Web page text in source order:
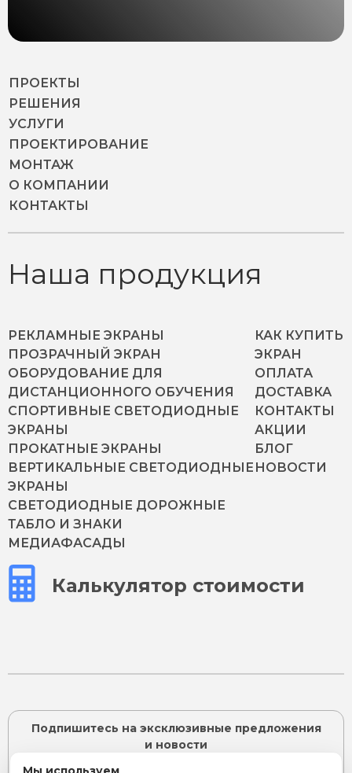
ПРОЕКТЫ
РЕШЕНИЯ
УСЛУГИ
ПРОЕКТИРОВАНИЕ
МОНТАЖ
О КОМПАНИИ
КОНТАКТЫ
Наша продукция
РЕКЛАМНЫЕ ЭКРАНЫ
ПРОЗРАЧНЫЙ ЭКРАН
ОБОРУДОВАНИЕ ДЛЯ
ДИСТАНЦИОННОГО ОБУЧЕНИЯ
СПОРТИВНЫЕ СВЕТОДИОДНЫЕ
ЭКРАНЫ
ПРОКАТНЫЕ ЭКРАНЫ
ВЕРТИКАЛЬНЫЕ СВЕТОДИОДНЫЕ
ЭКРАНЫ
СВЕТОДИОДНЫЕ ДОРОЖНЫЕ
ТАБЛО И ЗНАКИ
МЕДИАФАСАДЫ
КАК КУПИТЬ
ЭКРАН
ОПЛАТА
ДОСТАВКА
КОНТАКТЫ
АКЦИИ
БЛОГ
НОВОСТИ
Калькулятор стоимости
Подпишитесь на эксклюзивные предложения
и новости